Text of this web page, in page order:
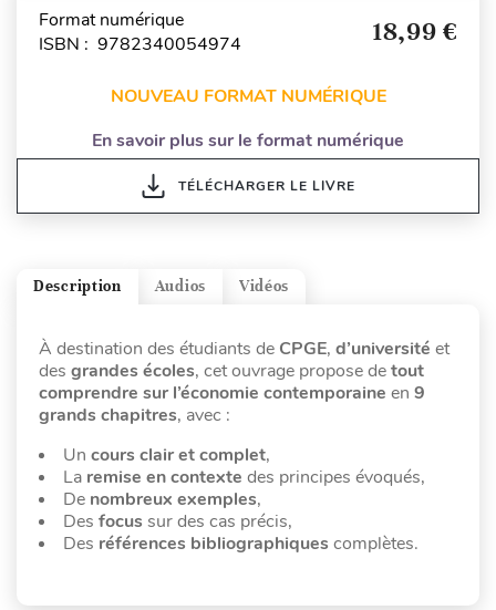
Format numérique
ISBN : 9782340054974
18,99 €
NOUVEAU FORMAT NUMÉRIQUE
En savoir plus sur le format numérique
TÉLÉCHARGER LE LIVRE
Vidéos
Audios
Description
À destination des étudiants de CPGE, d’université et
des grandes écoles, cet ouvrage propose detout
comprendre sur l’économie contemporaine en 9
grands chapitres, avec :
Un cours clair et complet,
La remise en contexte des principes évoqués,
De nombreux exemples,
Des focus sur des cas précis,
Des références bibliographiques complètes.